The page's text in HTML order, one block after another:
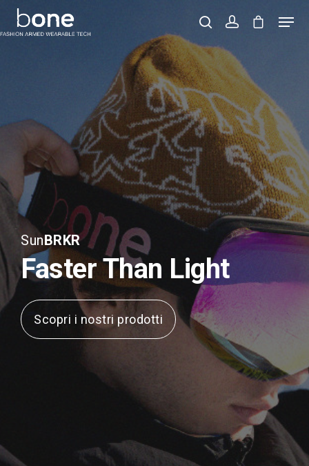
Hit enter to search or ESC to close
SunBRKR
Faster Than Light
Scopri i nostri prodotti